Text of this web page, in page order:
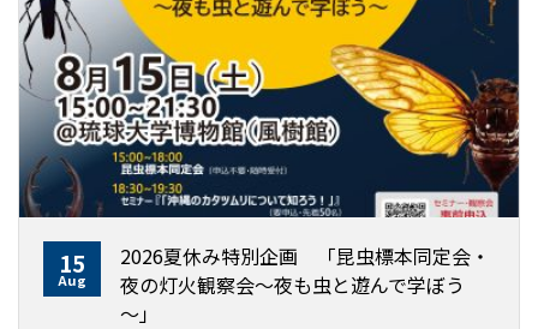
15
Aug
2026夏休み特別企画 「昆虫標本同定会・
夜の灯火観察会～夜も虫と遊んで学ぼう
～」